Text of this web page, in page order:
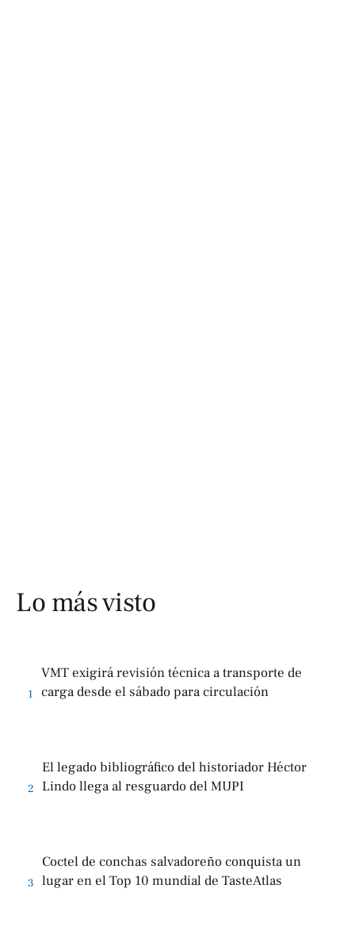
Lo más visto
1
VMT exigirá revisión técnica a transporte de
carga desde el sábado para circulación
2
El legado bibliográfico del historiador Héctor
Lindo llega al resguardo del MUPI
3
Coctel de conchas salvadoreño conquista un
lugar en el Top 10 mundial de TasteAtlas